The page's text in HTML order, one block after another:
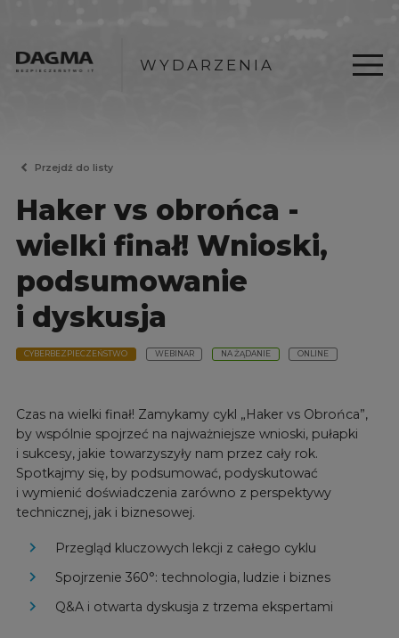
WYDARZENIA
Przejdź do listy
Haker vs obrońca -
wielki finał! Wnioski,
podsumowanie
i dyskusja
CYBERBEZPIECZEŃSTWO WEBINAR NA ŻĄDANIE ONLINE
Czas na wielki finał! Zamykamy cykl „Haker vs Obrońca”,
by wspólnie spojrzeć na najważniejsze wnioski, pułapki
i sukcesy, jakie towarzyszyły nam przez cały rok.
Spotkajmy się, by podsumować, podyskutować
i wymienić doświadczenia zarówno z perspektywy
technicznej, jak i biznesowej.
Przegląd kluczowych lekcji z całego cyklu
Spojrzenie 360°: technologia, ludzie i biznes
Q&A i otwarta dyskusja z trzema ekspertami